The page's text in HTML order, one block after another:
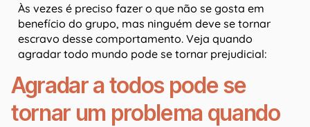
Às vezes é preciso fazer o que não se gosta em
benefício do grupo, mas ninguém deve se tornar
escravo desse comportamento. Veja quando
agradar todo mundo pode se tornar prejudicial:
Agradar a todos pode se
tornar um problema quando